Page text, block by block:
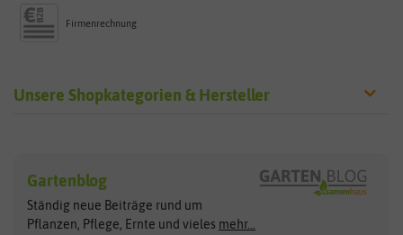
Firmenrechnung
Unsere Shopkategorien & Hersteller
Exotische Samen
Gemüsesamen
Gründünger
Arche Noah
ASB Greenworld
Clever Pots
COMPO
Gartenblog
Ständig neue Beiträge rund um
Pflanzen, Pflege, Ernte und vieles mehr...